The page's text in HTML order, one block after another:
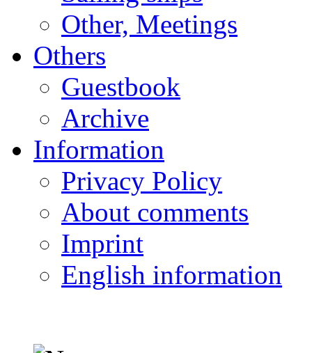
Other, Meetings
Others
Guestbook
Archive
Information
Privacy Policy
About comments
Imprint
English information